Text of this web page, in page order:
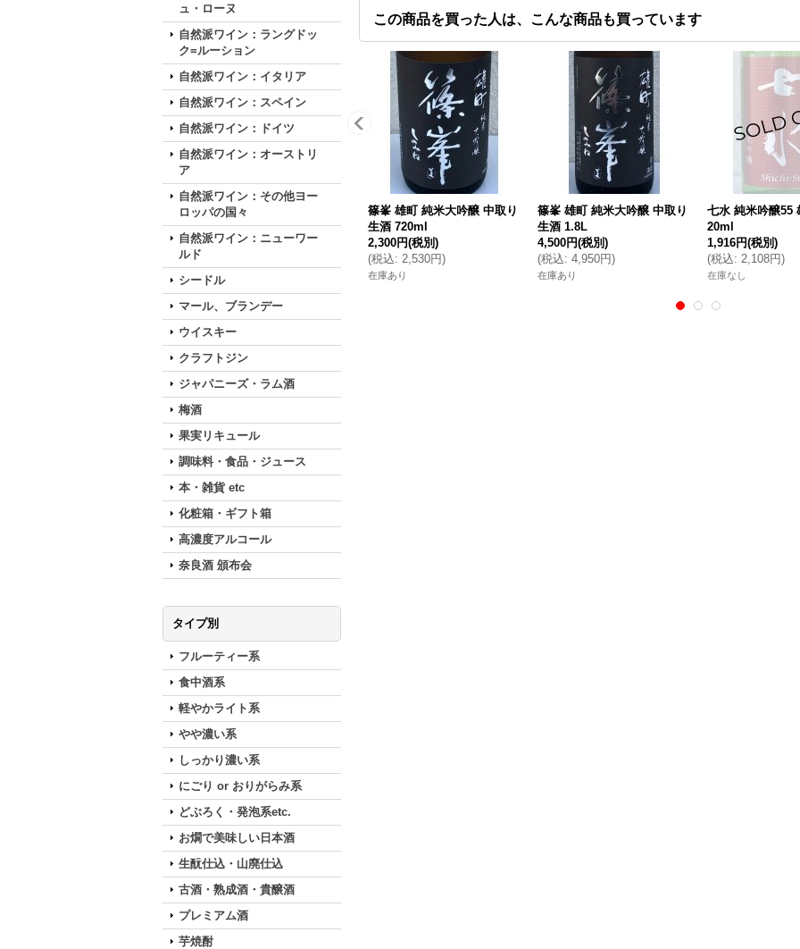
ュ・ローヌ
自然派ワイン：ラングドッ
ク=ルーション
自然派ワイン：イタリア
自然派ワイン：スペイン
自然派ワイン：ドイツ
自然派ワイン：オーストリ
ア
自然派ワイン：その他ヨー
ロッパの国々
自然派ワイン：ニューワー
ルド
シードル
マール、ブランデー
ウイスキー
クラフトジン
ジャパニーズ・ラム酒
梅酒
果実リキュール
調味料・食品・ジュース
本・雑貨 etc
化粧箱・ギフト箱
高濃度アルコール
奈良酒 頒布会
タイプ別
フルーティー系
食中酒系
軽やかライト系
やや濃い系
しっかり濃い系
にごり or おりがらみ系
どぶろく・発泡系etc.
お燗で美味しい日本酒
生酛仕込・山廃仕込
古酒・熟成酒・貴醸酒
プレミアム酒
芋焼酎
この商品を買った人は、こんな商品も買っています
篠峯 雄町 純米大吟醸 中取り
生酒 720ml
2,300円(税別)
(税込: 2,530円)
在庫あり
篠峯 雄町 純米大吟醸 中取り
生酒 1.8L
4,500円(税別)
(税込: 4,950円)
在庫あり
七水 純米吟醸55
20ml
1,916円(税別)
(税込: 2,108円)
在庫なし